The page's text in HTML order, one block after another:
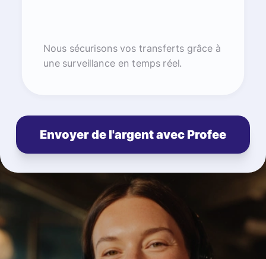
Nous sécurisons vos transferts grâce à
une surveillance en temps réel.
Envoyer de l'argent avec Profee